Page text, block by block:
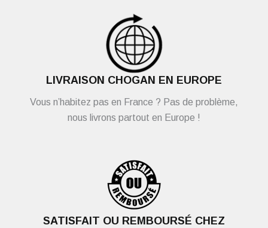
LIVRAISON CHOGAN EN EUROPE
Vous n’habitez pas en France ? Pas de problème,
nous livrons partout en Europe !
SATISFAIT OU REMBOURSÉ CHEZ